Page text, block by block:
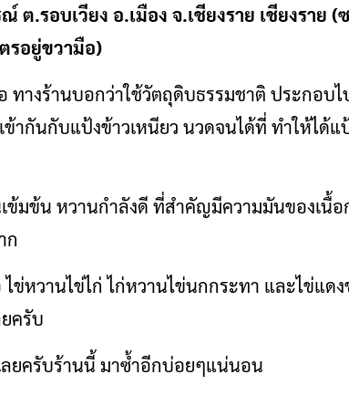
ต.รอบเวียง อ.เมือง จ.เชียงราย เชียงราย
รอยู่ขวามือ)
ทางร้านบอกว่าใช้วัตถุดิบธรรมชาติ ประกอบ
ากันกับแป้งข้าวเหนียว นวดจนได้ที่ ทำให้ได้
มข้น หวานกำลังดี ที่สำคัญมีความมันของเนื้
ก
ข่หวานไข่ไก่ ไก่หวานไข่นกกระทา และไข่แด
ครับ
ยครับร้านนี้ มาซ้ำอีกบ่อยๆแน่นอน